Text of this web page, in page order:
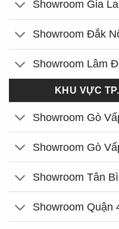
Showroom Gia
Showroom Đắk
Showroom Lâm
KHU VỰC
Showroom Gò
Showroom Gò
Showroom Tân
Showroom Quận